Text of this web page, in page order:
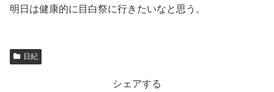
明日は健康的に目白祭に行きたいなと思う。
日紀
シェアする